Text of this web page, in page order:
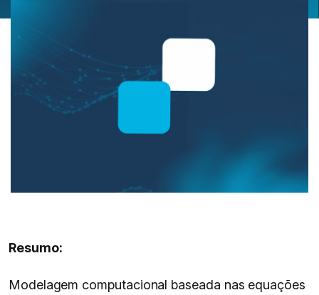
Resumo:
Modelagem computacional baseada nas equações